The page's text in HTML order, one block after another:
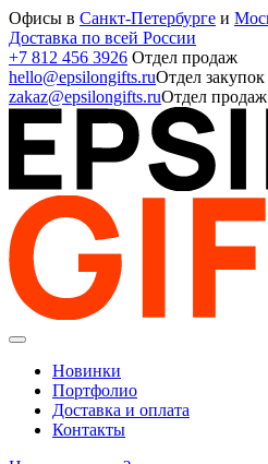
Офисы в Санкт-Петербурге и
Доставка по всей России
+7 812 456 3926 Отдел продаж
hello@epsilongifts.ruОтдел закупок
zakaz@epsilongifts.ruОтдел продаж
Новинки
Портфолио
Доставка и оплата
Контакты